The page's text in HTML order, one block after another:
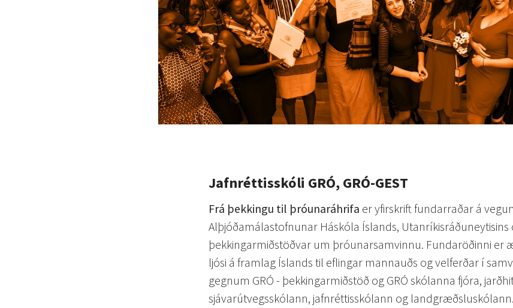
Jafnréttisskóli GRÓ, GRÓ-GEST
Frá þekkingu til þróunaráhrifa er yfirskrift fundarraðar á
Alþjóðamálastofnunar Háskóla Íslands, Utanríkisráðuneytisins
þekkingarmiðstöðvar um þróunarsamvinnu. Fundaröðinni er
ljósi á framlag Íslands til eflingar mannauðs og velferðar í
gegnum GRÓ - þekkingarmiðstöð og GRÓ skólanna fjóra,
sjávarútvegsskólann, jafnréttisskólann og